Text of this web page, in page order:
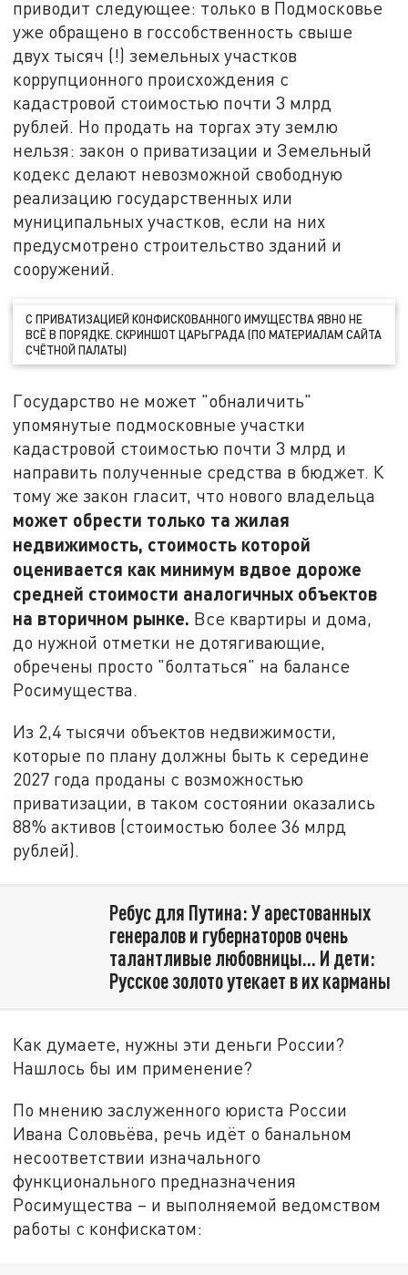
приводит следующее: только в Подмосковье
уже обращено в госсобственность свыше
двух тысяч (!) земельных участков
коррупционного происхождения с
кадастровой стоимостью почти 3 млрд
рублей. Но продать на торгах эту землю
нельзя: закон о приватизации и Земельный
кодекс делают невозможной свободную
реализацию государственных или
муниципальных участков, если на них
предусмотрено строительство зданий и
сооружений.
С ПРИВАТИЗАЦИЕЙ КОНФИСКОВАННОГО ИМУЩЕСТВА ЯВНО НЕ
ВСЁ В ПОРЯДКЕ. СКРИНШОТ ЦАРЬГРАДА (ПО МАТЕРИАЛАМ САЙТА
СЧЁТНОЙ ПАЛАТЫ)
Государство не может "обналичить"
упомянутые подмосковные участки
кадастровой стоимостью почти 3 млрд и
направить полученные средства в бюджет. К
тому же закон гласит, что нового владельца
может обрести только та жилая
недвижимость, стоимость которой
оценивается как минимум вдвое дороже
средней стоимости аналогичных объектов
на вторичном рынке. Все квартиры и дома,
до нужной отметки не дотягивающие,
обречены просто "болтаться" на балансе
Росимущества.
Из 2,4 тысячи объектов недвижимости,
которые по плану должны быть к середине
2027 года проданы с возможностью
приватизации, в таком состоянии оказались
88% активов (стоимостью более 36 млрд
рублей).
Ребус для Путина: У арестованных
генералов и губернаторов очень
талантливые любовницы... И дети:
Русское золото утекает в их карманы
Как думаете, нужны эти деньги России?
Нашлось бы им применение?
По мнению заслуженного юриста России
Ивана Соловьёва, речь идёт о банальном
несоответствии изначального
функционального предназначения
Росимущества – и выполняемой ведомством
работы с конфискатом: